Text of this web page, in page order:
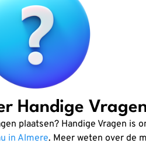
Handige
plaatsen? Handige Vragen is
in Almere. Meer weten over de